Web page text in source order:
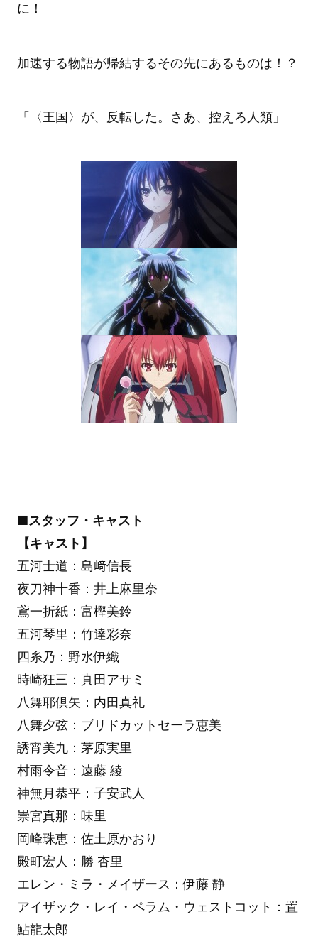
に！
加速する物語が帰結するその先にあるものは！？
「〈王国〉が、反転した。さあ、控えろ人類」
■スタッフ・キャスト
【キャスト】
五河士道：島﨑信長
夜刀神十香：井上麻里奈
鳶一折紙：富樫美鈴
五河琴里：竹達彩奈
四糸乃：野水伊織
時崎狂三：真田アサミ
八舞耶倶矢：内田真礼
八舞夕弦：ブリドカットセーラ恵美
誘宵美九：茅原実里
村雨令音：遠藤 綾
神無月恭平：子安武人
崇宮真那：味里
岡峰珠恵：佐土原かおり
殿町宏人：勝 杏里
エレン・ミラ・メイザース：伊藤 静
アイザック・レイ・ペラム・ウェストコット：置
鮎龍太郎